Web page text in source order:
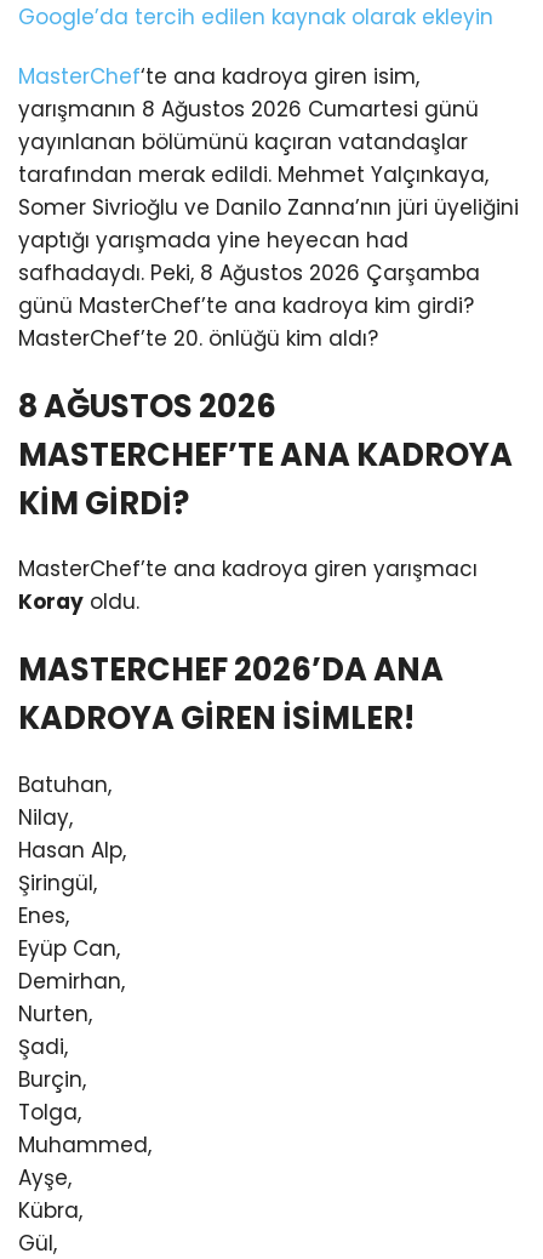
Google’da tercih edilen kaynak olarak ekleyin
MasterChef‘te ana kadroya giren isim,
yarışmanın 8 Ağustos 2026 Cumartesi günü
yayınlanan bölümünü kaçıran vatandaşlar
tarafından merak edildi. Mehmet Yalçınkaya,
Somer Sivrioğlu ve Danilo Zanna’nın jüri üyeliğini
yaptığı yarışmada yine heyecan had
safhadaydı. Peki, 8 Ağustos 2026 Çarşamba
günü MasterChef’te ana kadroya kim girdi?
MasterChef’te 20. önlüğü kim aldı?
8 AĞUSTOS 2026
MASTERCHEF’TE ANA KADROYA
KİM GİRDİ?
MasterChef’te ana kadroya giren yarışmacı
Koray oldu.
MASTERCHEF 2026’DA ANA
KADROYA GİREN İSİMLER!
Batuhan,
Nilay,
Hasan Alp,
Şiringül,
Enes,
Eyüp Can,
Demirhan,
Nurten,
Şadi,
Burçin,
Tolga,
Muhammed,
Ayşe,
Kübra,
Gül,